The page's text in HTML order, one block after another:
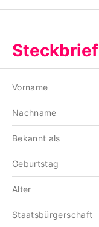
Vorname
Nachname
Bekannt als
Geburtstag
Alter
Staatsbürgerschaft